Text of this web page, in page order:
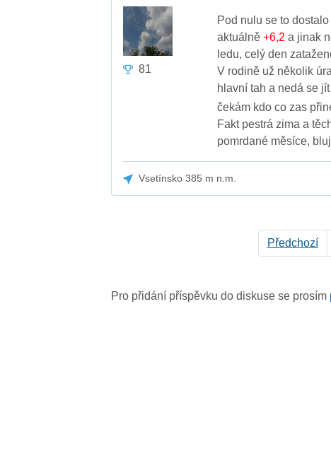
81
Pod nulu se to
aktuálně +6,2 a jinak
ledu, celý den
V rodině už několik
hlavní tah a nedá se
čekám kdo co zas
Fakt pestrá zima a
pomrdané měsíce,
Vsetínsko 385 m n.m.
Předchozí
Pro přidání příspěvku do diskuse se prosím